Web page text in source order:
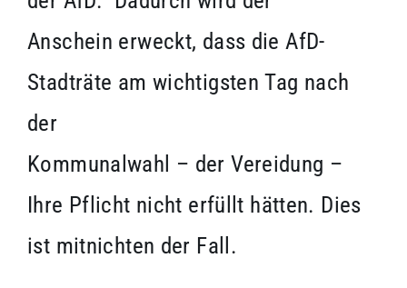
Anschein erweckt, dass die AfD-
Stadträte am wichtigsten Tag nach
der
Kommunalwahl – der Vereidung –
Ihre Pflicht nicht erfüllt hätten. Dies
ist mitnichten der Fall.